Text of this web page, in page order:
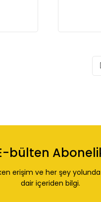
bülten
erişim ve her şey yolunda
dair içeriden bilgi.